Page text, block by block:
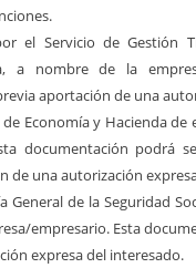
el Servicio de Gestión
a nombre de la
aportación de una
Economía y Hacienda
documentación podrá
de una autorización
General de la Seguridad
empresario. Esta
expresa del interesado.